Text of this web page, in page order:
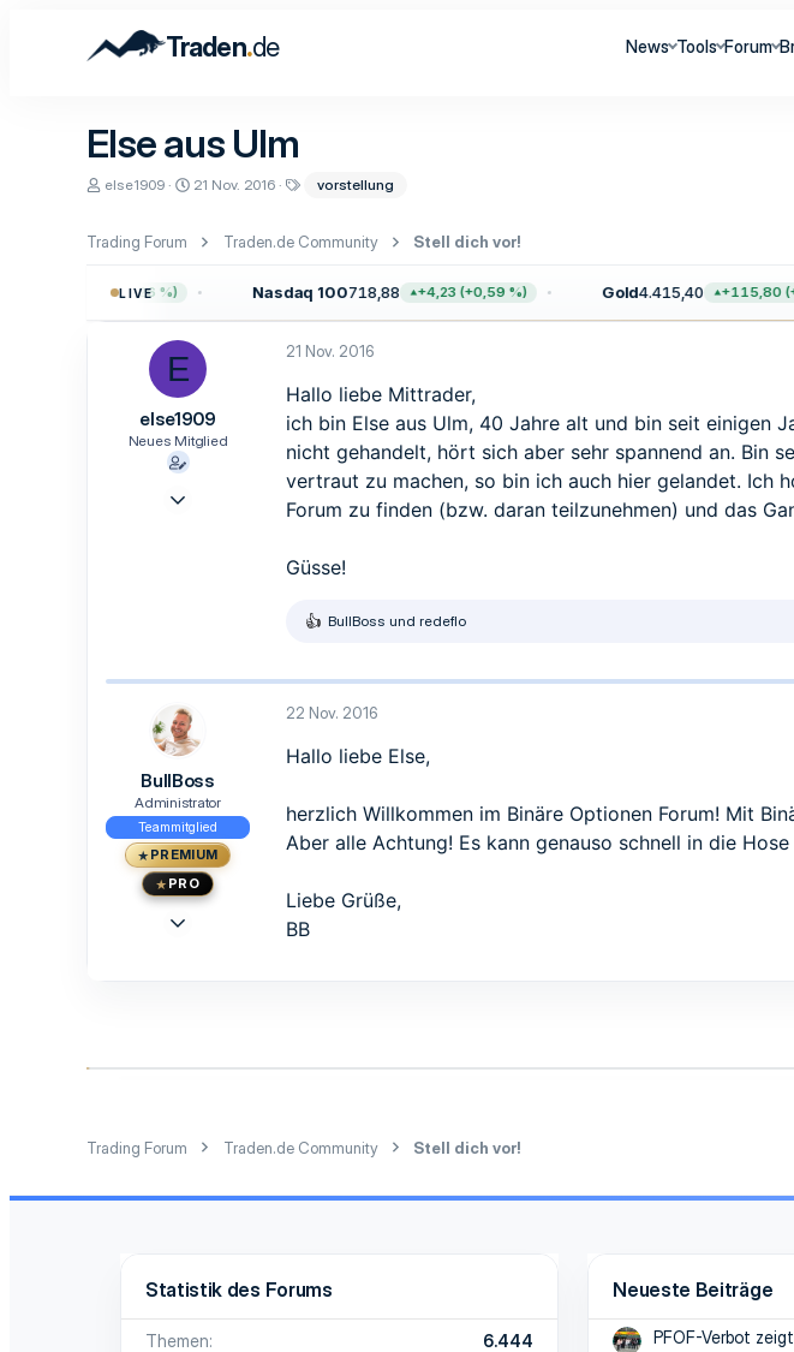
Traden.de News Tools Forum
Else aus Ulm
E
t
else1909
E
m
21 Nov. 2016
l
w
vorstellung
Trading Forum Traden.de Community Stell dich vor!
LIVE
+19,76 (+0,26 %) Nasdaq 100718,88 +4,23 (+0,59 %) Gold4.415,40 +115,80
E
else1909
Neues Mitglied
21 Nov. 2016
Hallo liebe Mittrader,
ich bin Else aus Ulm, 40 Jahre alt und bin seit einigen
nicht gehandelt, hört sich aber sehr spannend an. Bin
vertraut zu machen, so bin ich auch hier gelandet. Ich
Forum zu finden (bzw. daran teilzunehmen) und das
Güsse!
R
k
t
i
n
:
BullBoss und redeflo
BullBoss
Administrator
Teammitglied
PREMIUM
PRO
22 Nov. 2016
Hallo liebe Else,
herzlich Willkommen im Binäre Optionen Forum! Mit
Aber alle Achtung! Es kann genauso schnell in die
Liebe Grüße,
BB
Trading Forum Traden.de Community Stell dich vor!
Statistik des Forums
Themen
6.444
Neueste Beiträge
PFOF-Verbot